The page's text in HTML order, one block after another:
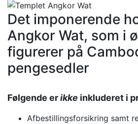
Det imponerende
Angkor Wat, som i
figurerer på
pengesedler
Følgende erikke inkluderet i
Afbestillingsforsikring samt